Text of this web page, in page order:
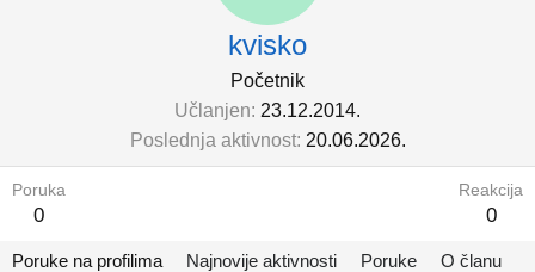
kvisko
Početnik
Učlanjen 23.12.2014.
Poslednja aktivnost 20.06.2026.
Poruka
0
Reakcija
0
Poruke na profilima Najnovije aktivnosti Poruke O članu